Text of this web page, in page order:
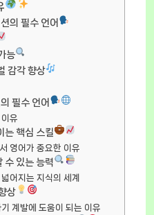
의 필수 언어
능
감각 향상
필수 언어
유
는 핵심 스킬
영어가 중요한 이유
수 있는 능력
어지는 지식의 세계
상
계발에 도움이 되는 이유